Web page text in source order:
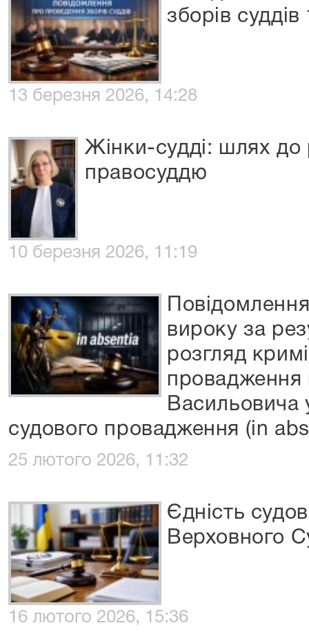
зборів
13 березня 2026, 14:28
Жінки-судді: шлях до
правосуддю
10 березня 2026, 11:19
вироку за
розгляд
провадження
Васильовича
судового провадження (in
25 лютого 2026, 11:32
Єдність
Верховного
16 лютого 2026, 15:36